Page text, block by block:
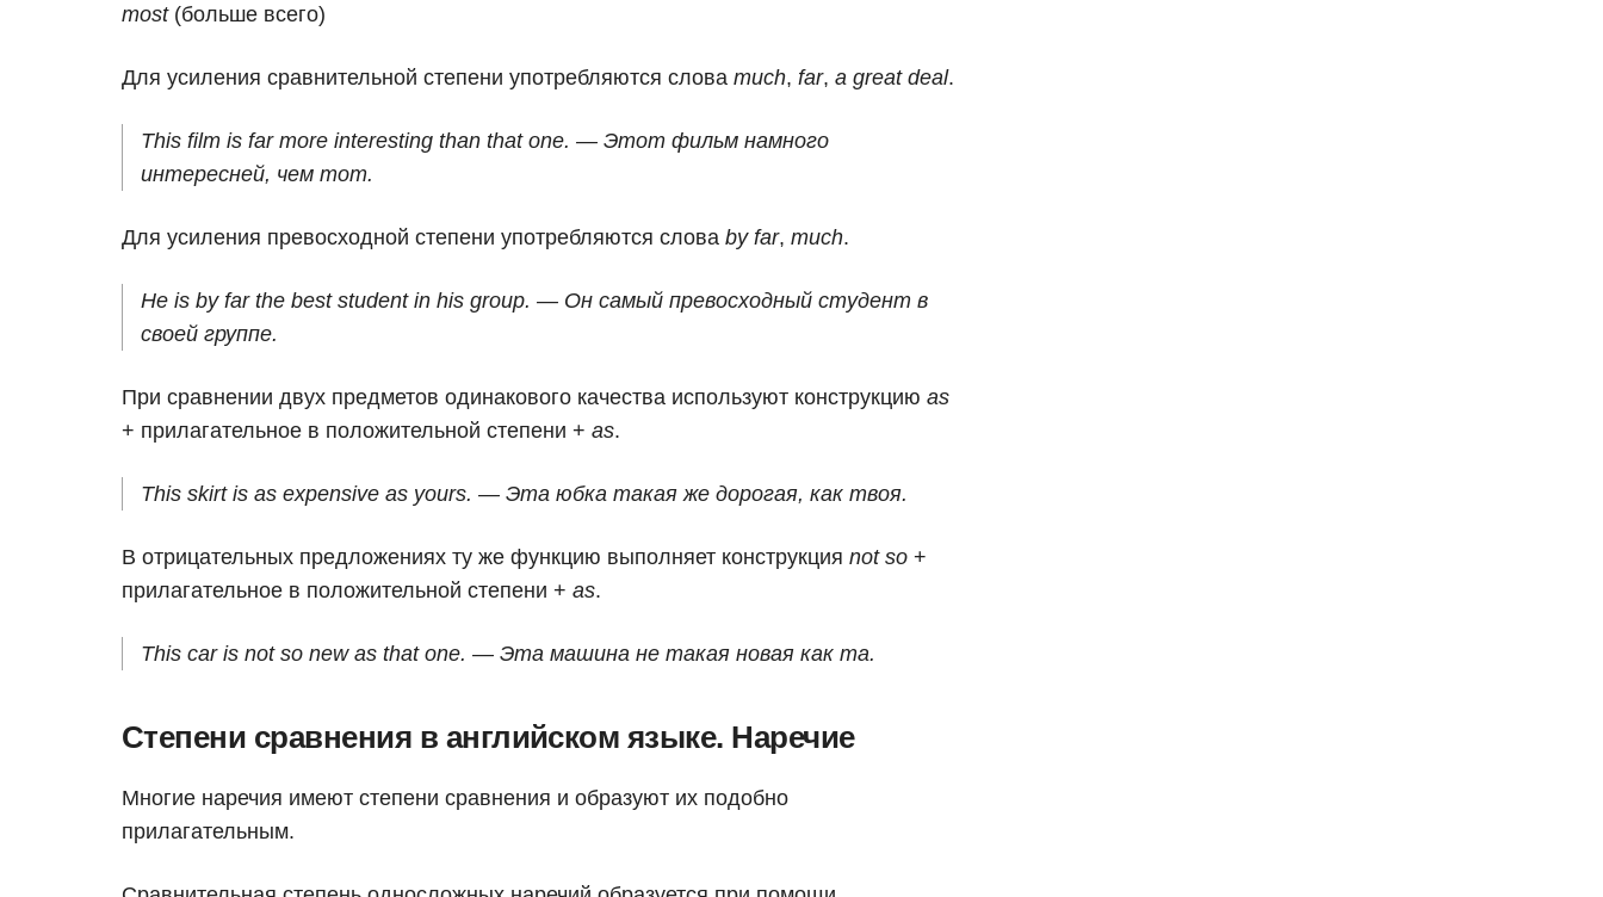
most(больше всего)
Для усиления сравнительной степени употребляются слова much, far, a great deal.
This film is far more interesting than that one. — Этот фильм намного
интересней, чем тот.
Для усиления превосходной степени употребляются слова by far, much.
He is by far the best student in his group. — Он самый превосходный студент в
своей группе.
При сравнении двух предметов одинакового качества используют конструкцию as
+ прилагательное в положительной степени + as.
This skirt is as expensive as yours. — Эта юбка такая же дорогая, как твоя.
В отрицательных предложениях ту же функцию выполняет конструкция not so +
прилагательное в положительной степени + as.
This car is not so new as that one. — Эта машина не такая новая как та.
Степени сравнения в английском языке. Наречие
Многие наречия имеют степени сравнения и образуют их подобно
прилагательным.